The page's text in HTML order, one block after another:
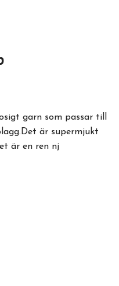
garn som passar till
är supermjukt
är en ren nj